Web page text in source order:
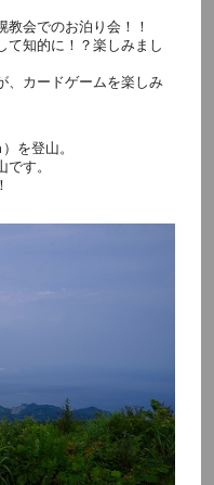
会でのお泊り会！！
て知的に！？楽しみまし
、カードゲームを楽しみ
を登山。
す。